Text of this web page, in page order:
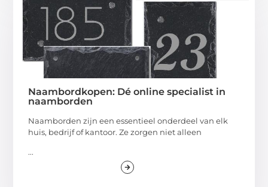
Naambordkopen: Dé online specialist in
naamborden
Naamborden zijn een essentieel onderdeel van elk
huis, bedrijf of kantoor. Ze zorgen niet alleen
...